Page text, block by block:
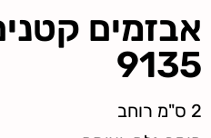
אבזמים
9135
2 ס"מ רוחב